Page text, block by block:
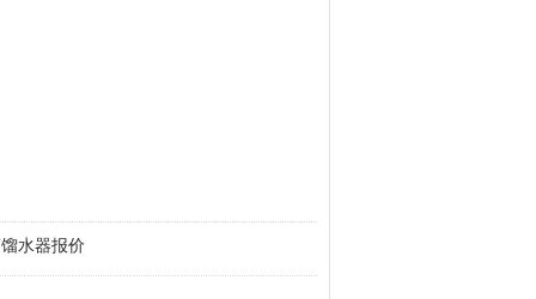
水器报价